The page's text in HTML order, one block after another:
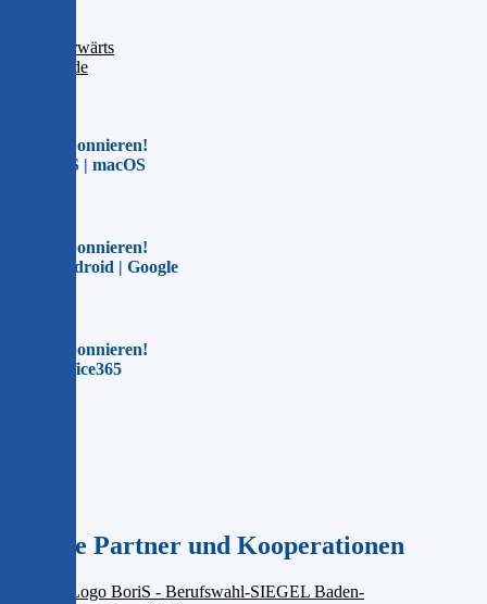
Vorwärts
Ende
Jetzt abonnieren!
Für iOS | macOS
Jetzt abonnieren!
Für Android | Google
Jetzt abonnieren!
Für Office365
Unsere Partner und Kooperationen